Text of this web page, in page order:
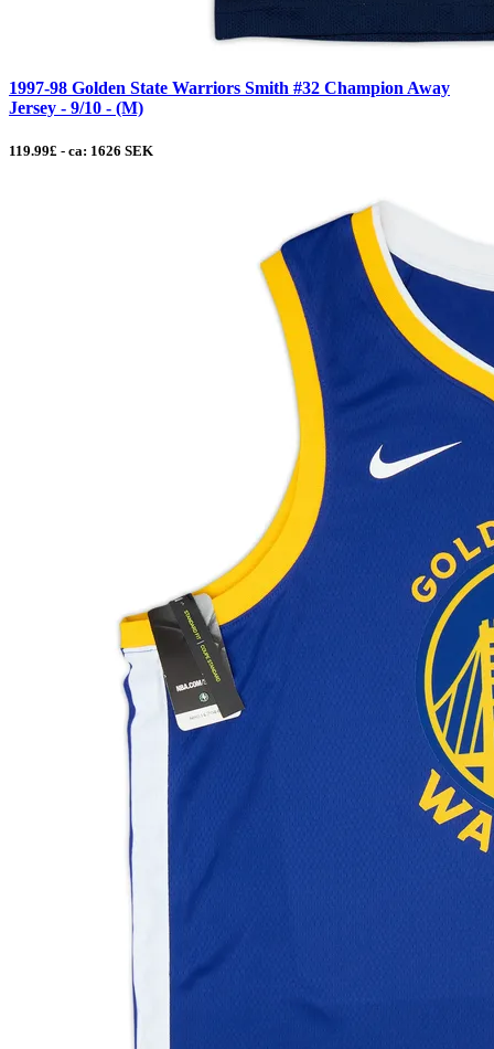
1997-98 Golden State Warriors Smith #32 Champion Away
Jersey - 9/10 - (M)
119.99£ - ca: 1626 SEK